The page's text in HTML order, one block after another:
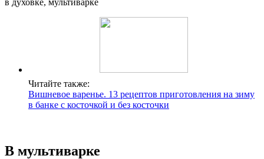
Читайте также:
Вишневое варенье. 13 рецептов приготовления на зиму
в банке с косточкой и без косточки
В мультиварке